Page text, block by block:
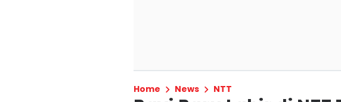
Home News NTT